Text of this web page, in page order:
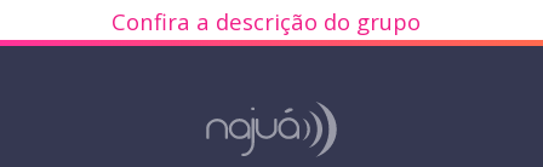
Confira a descrição do grupo